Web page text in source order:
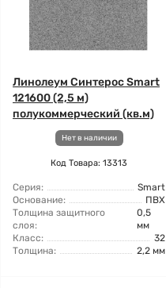
Линолеум Синтерос Smart
121600 (2,5 м)
полукоммерческий (кв.м)
Нет в наличии
Код Товара: 13313
Серия:
Smart
Основание:
ПВХ
Толщина защитного
слоя:
0,5
мм
Класс:
32
Толщина:
2,2 мм